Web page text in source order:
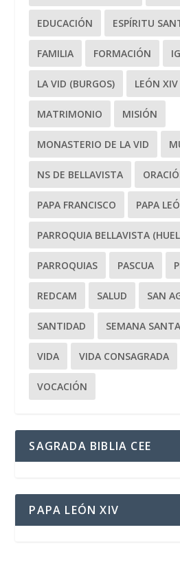
EDUCACIÓN ESPÍRITU
FAMILIA FORMACIÓN
LA VID (BURGOS) LEÓN XIV
MATRIMONIO MISIÓN
MONASTERIO DE LA VID
NS DE BELLAVISTA
PAPA FRANCISCO PAPA
PARROQUIA BELLAVISTA
PARROQUIAS PASCUA
REDCAM SALUD SAN
SANTIDAD SEMANA SANTA
VIDA VIDA CONSAGRADA
VOCACIÓN
SAGRADA BIBLIA CEE
PAPA LEÓN XIV